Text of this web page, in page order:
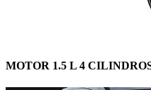
MOTOR 1.5 L 4